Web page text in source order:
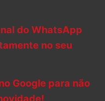
do WhatsApp
no seu
Google para não